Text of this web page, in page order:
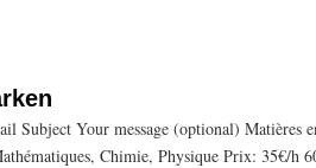
Subject Your message (optional) Matières
Chimie, Physique Prix: 35€/h